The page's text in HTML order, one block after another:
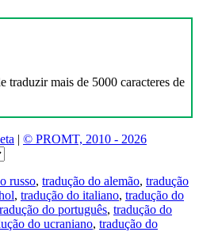
traduzir mais de 5000 caracteres de
| © PROMT, 2010 - 2026
russo, tradução do alemão, tradução
, tradução do italiano, tradução do
do português, tradução do
do ucraniano, tradução do